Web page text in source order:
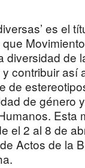
es el
diversidad de
contribuir así
de
de género
Esta
el 2 al 8 de
Actos de la